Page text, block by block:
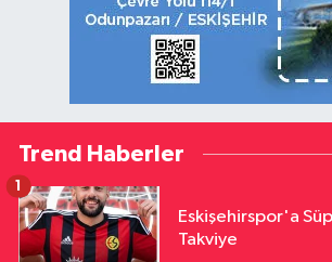
Trend Haberler
Eskişehirspor'a
Takviye
1